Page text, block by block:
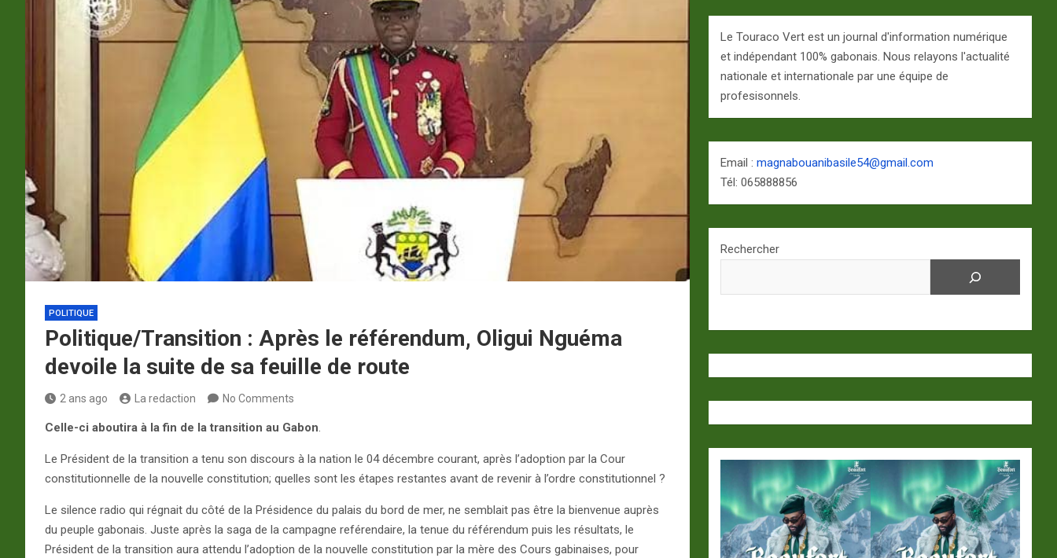
POLITIQUE
Politique/Transition : Après le référendum, Oligui Nguéma
devoile la suite de sa feuille de route
2 ans ago La redaction No Comments
Celle-ci aboutira à la fin de la transition au Gabon.
Le Président de la transition a tenu son discours à la nation le 04 décembre courant, après l’adoption par la Cour
constitutionnelle de la nouvelle constitution; quelles sont les étapes restantes avant de revenir à l’ordre constitutionnel ?
Le silence radio qui régnait du côté de la Présidence du palais du bord de mer, ne semblait pas être la bienvenue auprès
du peuple gabonais. Juste après la saga de la campagne reférendaire, la tenue du référendum puis les résultats, le
Président de la transition aura attendu l’adoption de la nouvelle constitution par la mère des Cours gabinaises, pour
Le Touraco Vert est un journal d'information numérique
et indépendant 100% gabonais. Nous relayons l'actualité
nationale et internationale par une équipe de
profesisonnels.
Email :magnabouanibasile54@gmail.com
Tél: 065888856
Rechercher